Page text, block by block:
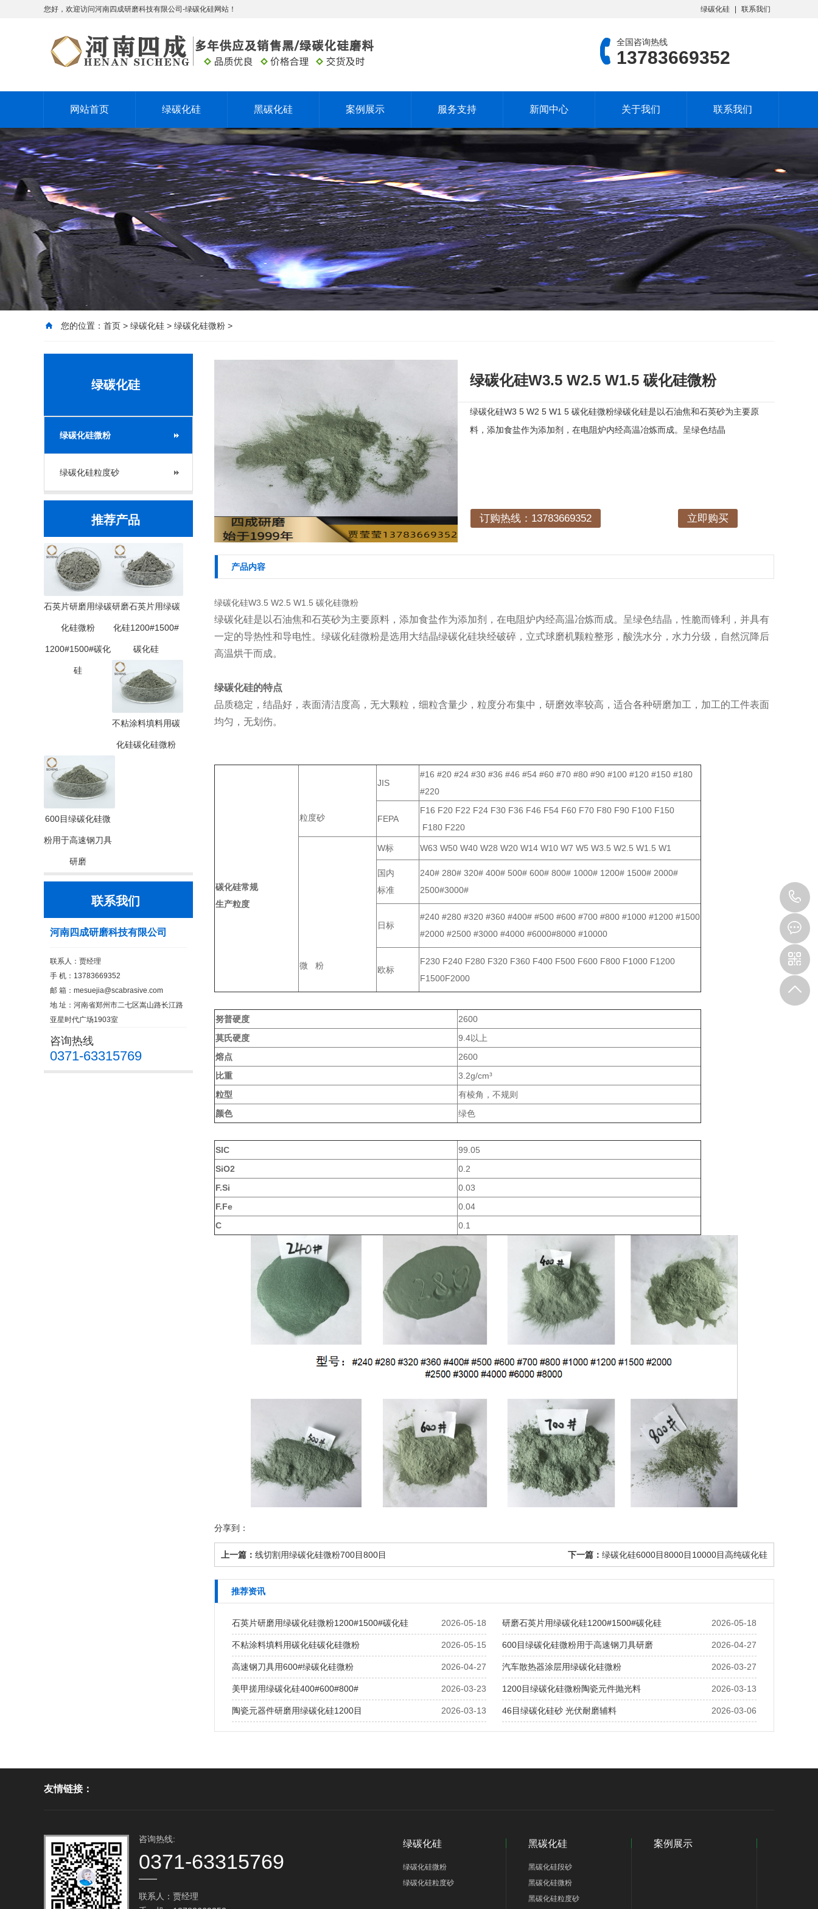
您好，欢迎访问河南四成研磨科技有限公司-绿碳化硅网站！ 绿碳化硅 联系我们
全国咨询热线
13783669352
网站首页 绿碳化硅 黑碳化硅 案例展示 服务支持 新闻中心 关于我们 联系我们
您的位置： 首页 > 绿碳化硅 > 绿碳化硅微粉 >
绿碳化硅
绿碳化硅微粉
绿碳化硅粒度砂
推荐产品
石英片研磨用绿碳
化硅微粉
1200#1500#碳化
硅
研磨石英片用绿碳
化硅1200#1500#
碳化硅
不粘涂料填料用碳
化硅碳化硅微粉
600目绿碳化硅微
粉用于高速钢刀具
研磨
联系我们
河南四成研磨科技有限公司
联系人：贾经理
手 机：13783669352
邮 箱： mesuejia@scabrasive.com
地 址：河南省郑州市二七区嵩山路长江路
亚星时代广场1903室
咨询热线
0371-63315769
绿碳化硅W3.5 W2.5 W1.5 碳化硅微粉
绿碳化硅W3 5 W2 5 W1 5 碳化硅微粉绿碳化硅是以石油焦和石英砂为主要原
料，添加食盐作为添加剂，在电阻炉内经高温冶炼而成。呈绿色结晶
订购热线：13783669352 立即购买
产品内容
绿碳化硅W3.5 W2.5 W1.5 碳化硅微粉
绿碳化硅是以石油焦和石英砂为主要原料，添加食盐作为添加剂，在电阻炉内经高温冶炼而成。呈绿色结晶，性脆而锋利，并具有
一定的导热性和导电性。绿碳化硅微粉是选用大结晶绿碳化硅块经破碎，立式球磨机颗粒整形，酸洗水分，水力分级，自然沉降后
高温烘干而成。
绿碳化硅的特点
品质稳定，结晶好，表面清洁度高，无大颗粒，细粒含量少，粒度分布集中，研磨效率较高，适合各种研磨加工，加工的工件表面
均匀，无划伤。
碳化硅常规
生产粒度
粒度砂
JIS
#16 #20 #24 #30 #36 #46 #54 #60 #70 #80 #90 #100 #120 #150 #180
#220
FEPA
F16 F20 F22 F24 F30 F36 F46 F54 F60 F70 F80 F90 F100 F150
F180 F220
微 粉
W标 W63 W50 W40 W28 W20 W14 W10 W7 W5 W3.5 W2.5 W1.5 W1
国内
标准
240# 280# 320# 400# 500# 600# 800# 1000# 1200# 1500# 2000#
2500#3000#
日标
#240 #280 #320 #360 #400# #500 #600 #700 #800 #1000 #1200 #1500
#2000 #2500 #3000 #4000 #6000#8000 #10000
欧标
F230 F240 F280 F320 F360 F400 F500 F600 F800 F1000 F1200
F1500F2000
努普硬度
2600
莫氏硬度
9.4以上
熔点
2600
比重
3.2g/cm³
粒型
有棱角，不规则
颜色
绿色
SIC
99.05
SiO2
0.2
F.Si
0.03
F.Fe
0.04
C
0.1
分享到：
上一篇： 线切割用绿碳化硅微粉700目800目 下一篇： 绿碳化硅6000目8000目10000目高纯碳化硅
推荐资讯
2026-05-18
石英片研磨用绿碳化硅微粉1200#1500#碳化硅 2026-05-18
研磨石英片用绿碳化硅1200#1500#碳化硅
2026-05-15
不粘涂料填料用碳化硅碳化硅微粉 2026-04-27
600目绿碳化硅微粉用于高速钢刀具研磨
2026-04-27
高速钢刀具用600#绿碳化硅微粉 2026-03-27
汽车散热器涂层用绿碳化硅微粉
2026-03-23
美甲搓用绿碳化硅400#600#800# 2026-03-13
1200目绿碳化硅微粉陶瓷元件抛光料
2026-03-13
陶瓷元器件研磨用绿碳化硅1200目 2026-03-06
46目绿碳化硅砂 光伏耐磨辅料
友情链接：
咨询热线:
0371-63315769
联系人：贾经理
绿碳化硅
绿碳化硅微粉
绿碳化硅粒度砂
黑碳化硅
黑碳化硅段砂
黑碳化硅微粉
黑碳化硅粒度砂
案例展示